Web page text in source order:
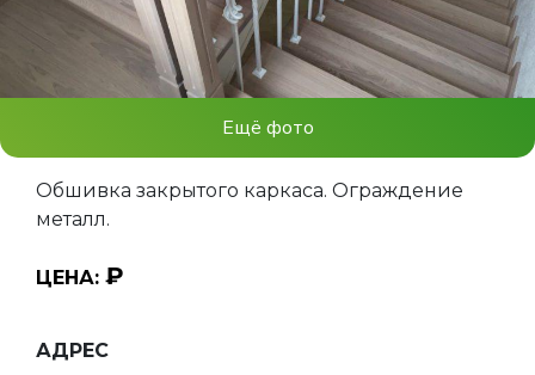
Ещё фото
Обшивка закрытого каркаса. Ограждение
металл.
ЦЕНА: ₽
АДРЕС